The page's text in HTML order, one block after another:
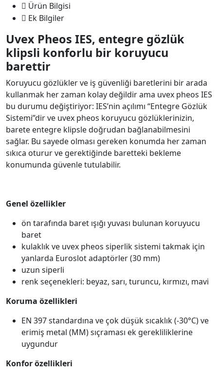
Ürün Bilgisi
Ek Bilgiler
Uvex Pheos IES, entegre gözlük
klipsli konforlu bir koruyucu
barettir
Koruyucu gözlükler ve iş güvenliği baretlerini bir arada
kullanmak her zaman kolay değildir ama uvex pheos IES
bu durumu değiştiriyor: IES’nin açılımı “Entegre Gözlük
Sistemi”dir ve uvex pheos koruyucu gözlüklerinizin,
barete entegre klipsle doğrudan bağlanabilmesini
sağlar. Bu sayede olması gereken konumda her zaman
sıkıca oturur ve gerektiğinde baretteki bekleme
konumunda güvenle tutulabilir.
Genel özellikler
ön tarafında baret ışığı yuvası bulunan koruyucu
baret
kulaklık ve uvex pheos siperlik sistemi takmak için
yanlarda Euroslot adaptörler (30 mm)
uzun siperli
renk seçenekleri: beyaz, sarı, turuncu, kırmızı, mavi
Koruma özellikleri
EN 397 standardına ve çok düşük sıcaklık (-30°C) ve
erimiş metal (MM) sıçraması ek gerekliliklerine
uygundur
Konfor özellikleri